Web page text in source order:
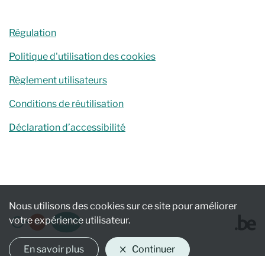
Régulation
Politique d'utilisation des cookies
Règlement utilisateurs
Conditions de réutilisation
Déclaration d’accessibilité
Nous utilisons des cookies sur ce site pour améliorer
votre expérience utilisateur.
En savoir plus Continuer